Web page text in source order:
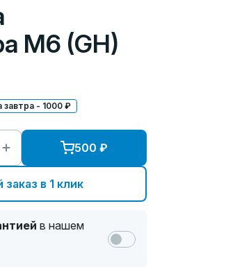
M6 (GH)
завтра - 1000 ₽
в 1 клик
500 ₽
в нашем